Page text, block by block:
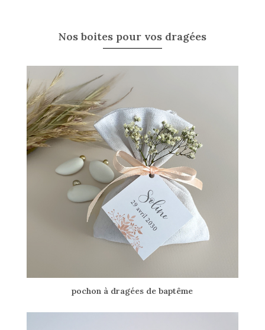
Nos boites pour vos dragées
pochon à dragées de baptême